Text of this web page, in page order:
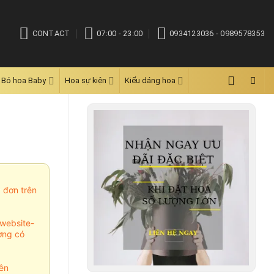
CONTACT 07:00 - 23:00 0934123036 - 0989578353
Bó hoa Baby Hoa sự kiện Kiểu dáng hoa
đơn trên
có